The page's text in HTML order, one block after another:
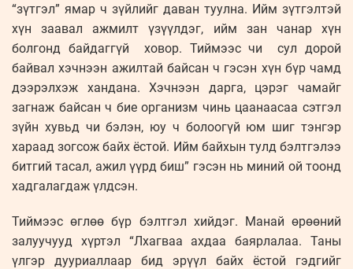
“зүтгэл” ямар ч зүйлийг даван туулна. Ийм зүтгэлтэй
хүн заавал ажмилт үзүүлдэг, ийм зан чанар хүн
болгонд байдаггүй ховор. Тиймээс чи сул дорой
байвал хэчнээн ажилтай байсан ч гэсэн хүн бүр чамд
дээрэлхэж хандана. Хэчнээн дарга, цэрэг чамайг
загнаж байсан ч бие организм чинь цаанаасаа сэтгэл
зүйн хувьд чи бэлэн, юу ч болоогүй юм шиг тэнгэр
хараад зогсож байх ёстой. Ийм байхын тулд бэлтгэлээ
битгий тасал, ажил үүрд биш” гэсэн нь миний ой тоонд
хадгалагдаж үлдсэн.
Тиймээс өглөө бүр бэлтгэл хийдэг. Манай өрөөний
залуучууд хүртэл “Лхагваа ахдаа баярлалаа. Таны
үлгэр дууриаллаар бид эрүүл байх ёстой гэдгийг